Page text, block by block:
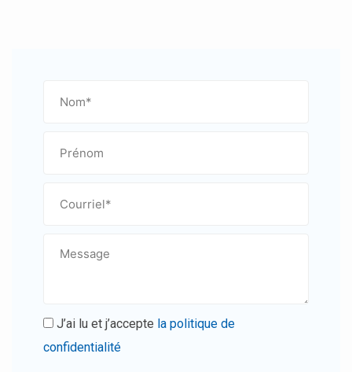
J’ai lu et j’accepte la politique de
confidentialité